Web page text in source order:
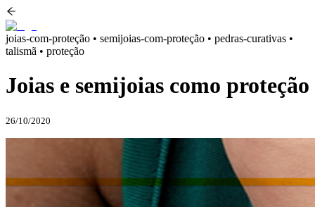
joias-com-proteção • semijoias-com-proteção • pedras-curativas •
talismã • proteção
Joias e semijoias como proteção
26/10/2020